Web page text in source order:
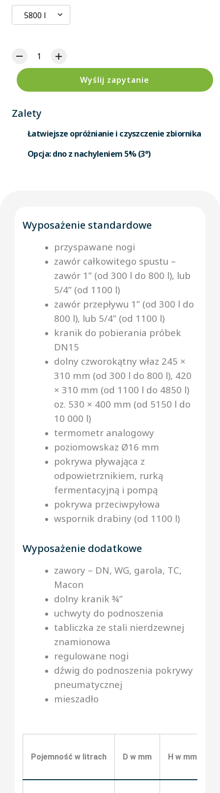
5800 l
Wyślij zapytanie
Zalety
Łatwiejsze opróżnianie i czyszczenie zbiornika
Opcja: dno z nachyleniem 5% (3°)
Wyposażenie standardowe
przyspawane nogi
zawór całkowitego spustu –
zawór 1” (od 300 l do 800 l), lub
5/4” (od 1100 l)
zawór przepływu 1” (od 300 l do
800 l), lub 5/4” (od 1100 l)
kranik do pobierania próbek
DN15
dolny czworokątny właz 245 ×
310 mm (od 300 l do 800 l), 420
× 310 mm (od 1100 l do 4850 l)
oz. 530 × 400 mm (od 5150 l do
10 000 l)
termometr analogowy
poziomowskaz Ø16 mm
pokrywa pływająca z
odpowietrznikiem, rurką
fermentacyjną i pompą
pokrywa przeciwpyłowa
wspornik drabiny (od 1100 l)
Wyposażenie dodatkowe
zawory – DN, WG, garola, TC,
Macon
dolny kranik ¾”
uchwyty do podnoszenia
tabliczka ze stali nierdzewnej
znamionowa
regulowane nogi
dźwig do podnoszenia pokrywy
pneumatycznej
mieszadło
Pojemność w litrach D w mm H w mm